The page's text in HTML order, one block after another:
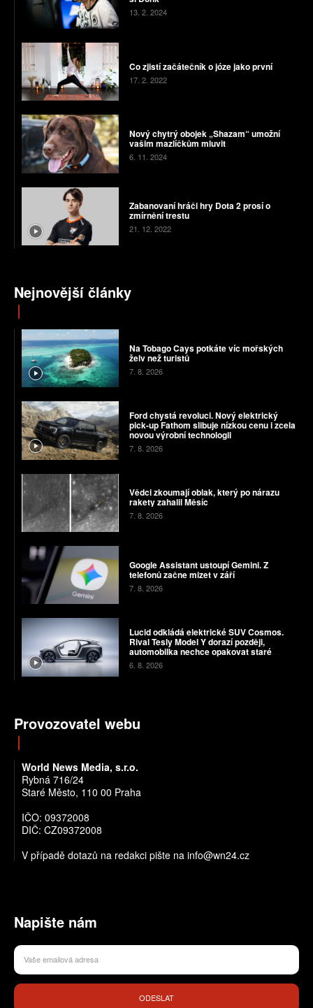
13. 2. 2024
Co zjistí začátečník o józe jako první
17. 2. 2022
Nový chytrý obojek „Shazam“ umožní
vašim mazlíčkům mluvit
6. 11. 2024
Zabanovaní hráči hry Dota 2 prosí o
zmírnění trestu
21. 12. 2022
Nejnovější články
Na Tobago Cays potkáte víc mořských
želv než turistů
7. 8. 2026
Ford chystá revoluci. Nový elektrický
pick-up Fathom slibuje nízkou cenu i zcela
novou výrobní technologii
7. 8. 2026
Vědci zkoumají oblak, který po nárazu
rakety zahalil Měsíc
7. 8. 2026
Google Assistant ustoupí Gemini. Z
telefonů začne mizet v září
7. 8. 2026
Lucid odkládá elektrické SUV Cosmos.
Rival Tesly Model Y dorazí později,
automobilka nechce opakovat staré
chyby
6. 8. 2026
Provozovatel webu
World News Media, s.r.o.
Rybná 716/24
Staré Město, 110 00 Praha
IČO: 09372008
DIČ: CZ09372008
V případě dotazů na redakci pište na info@wn24.cz
Napište nám
ODESLAT